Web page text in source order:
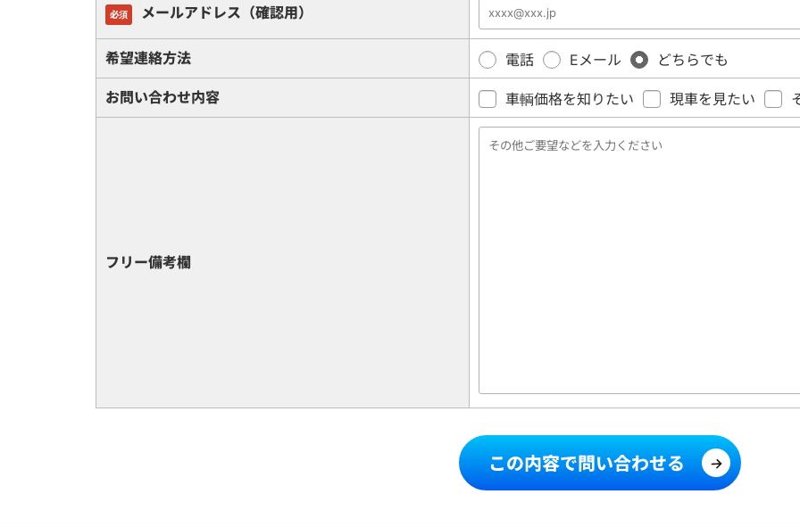
必須 メールアドレス（確認用）
希望連絡方法 電話 Eメール どちらでも
お問い合わせ内容 車輌価格を知りたい 現車を見たい
フリー備考欄
この内容で問い合わせる